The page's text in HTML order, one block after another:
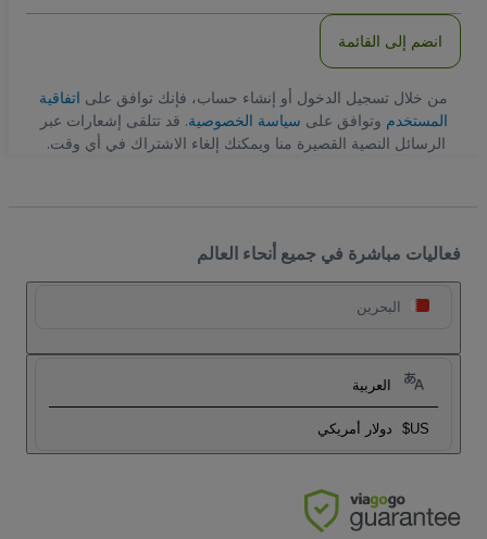
انضم إلى القائمة
من خلال تسجيل الدخول أو إنشاء حساب، فإنك توافق على اتفاقية
المستخدم وتوافق على سياسة الخصوصية. قد تتلقى إشعارات عبر
الرسائل النصية القصيرة منا ويمكنك إلغاء الاشتراك في أي وقت.
فعاليات مباشرة في جميع أنحاء العالم
البحرين
العربية
US$ دولار أمريكي